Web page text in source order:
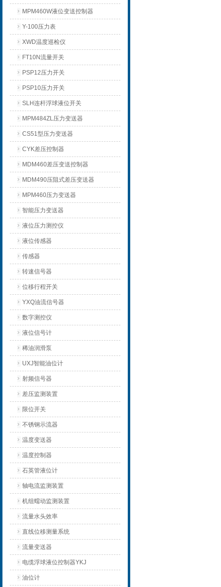
MPM460W液位变送控制器
Y-100压力表
XWD温度巡检仪
FT10N流量开关
PSP12压力开关
PSP10压力开关
SLH连杆浮球液位开关
MPM484ZL压力变送器
CS51型压力变送器
CYK差压控制器
MDM460差压变送控制器
MDM490压阻式差压变送器
MPM460压力变送器
智能压力变送器
液位压力测控仪
液位传感器
传感器
转速信号器
位移行程开关
YXQ油流信号器
数字测控仪
液位信号计
稀油润滑泵
UXJ智能油位计
射频信号器
差压监测装置
限位开关
不锈钢示流器
温度变送器
温度控制器
石英管液位计
轴电流监测装置
机组蠕动监测装置
流量水头效率
直线位移测量系统
流量变送器
电缆浮球液位控制器YKJ
油位计